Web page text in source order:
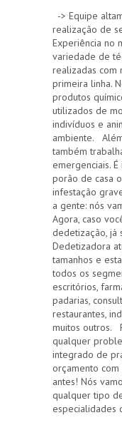
-> Equipe
realização de
Experiência no
variedade de
realizadas com
primeira linha.
produtos
utilizados de
indivíduos e
ambiente.
também
emergenciais.
porão de casa
infestação
a gente: nós
Agora, caso
dedetização, já
Dedetizadora
tamanhos e
todos os
escritórios,
padarias,
restaurantes,
muitos outros.
qualquer
integrado de
orçamento
antes! Nós
qualquer tipo
especialidades